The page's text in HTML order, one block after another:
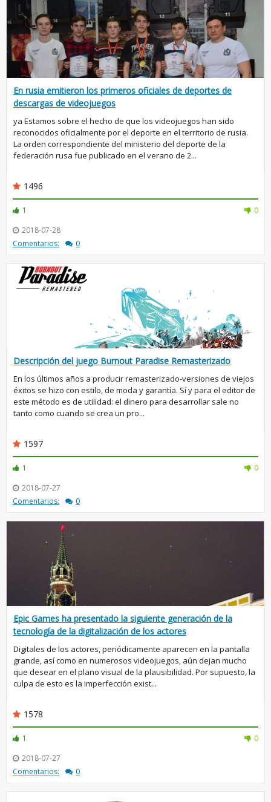
En rusia emitieron los primeros oficiales de deportes de
descargas de videojuegos
ya Estamos sobre el hecho de que los videojuegos han sido
reconocidos oficialmente por el deporte en el territorio de rusia.
La orden correspondiente del ministerio del deporte de la
federación rusa fue publicado en el verano de 2...
1496
1
0
2018-07-28
Comentarios:
0
Descripción del juego Burnout Paradise Remasterizado
En los últimos años a producir remasterizado-versiones de viejos
éxitos se hizo con estilo, de moda y garantía. Sí y para el editor de
este método es de utilidad: el dinero para desarrollar sale no
tanto como cuando se crea un pro...
1597
1
0
2018-07-27
Comentarios:
0
Epic Games ha presentado la siguiente generación de la
tecnología de la digitalización de los actores
Digitales de los actores, periódicamente aparecen en la pantalla
grande, así como en numerosos videojuegos, aún dejan mucho
que desear en el plano visual de la plausibilidad. Por supuesto, la
culpa de esto es la imperfección exist...
1578
1
0
2018-07-27
Comentarios:
0